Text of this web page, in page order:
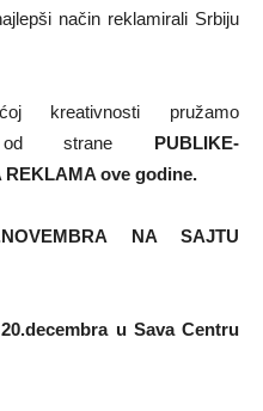
način reklamirali Srbiju
kreativnosti pružamo
od strane PUBLIKE-
REKLAMA ove godine.
NA SAJTU
20.decembra u Sava Centru